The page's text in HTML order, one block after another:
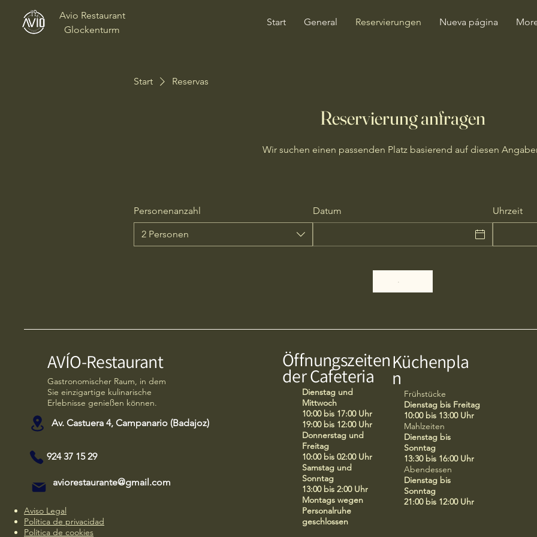
Avio Restaurant
Glockenturm
Start General Reservierungen Nueva página
Start Reservas
Reservierung anfragen
Wir suchen einen passenden Platz basierend auf diesen
Personenanzahl
2 Personen
Datum Uhrzeit
AVÍO-Restaurant
Gastronomischer Raum, in dem
Sie einzigartige kulinarische
Erlebnisse genießen können.
Av. Castuera 4, Campanario (Badajoz)
924 37 15 29
aviorestaurante@gmail.com
Aviso Legal
Política de privacidad
Política de cookies
Öffnungszeiten
der Cafeteria
Dienstag und
Mittwoch
10:00 bis 17:00 Uhr
19:00 bis 12:00 Uhr
Donnerstag und
Freitag
10:00 bis 02:00 Uhr
Samstag und
Sonntag
13:00 bis 2:00 Uhr
Montags wegen
Personalruhe
geschlossen
Küchenpla
n
Frühstücke
Dienstag bis Freitag
10:00 bis 13:00 Uhr
Mahlzeiten
Dienstag bis
Sonntag
13:30 bis 16:00 Uhr
Abendessen
Dienstag bis
Sonntag
21:00 bis 12:00 Uhr